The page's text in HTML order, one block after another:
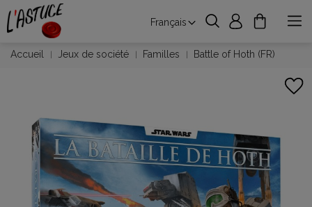
Français
Accueil Jeux de société Familles Battle of Hoth (FR)